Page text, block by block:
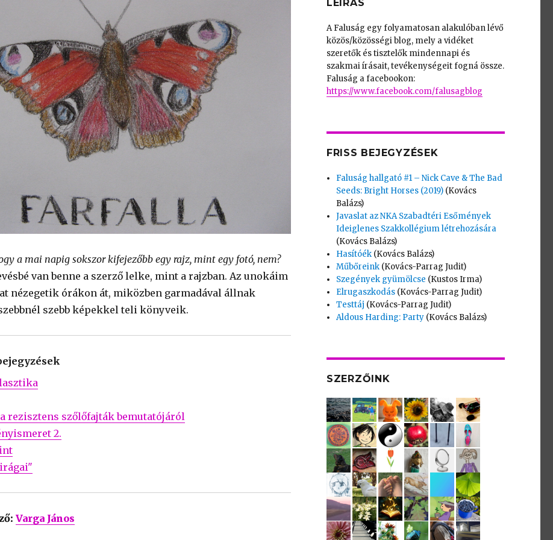
a mai napig sokszor kifejezőbb egy rajz, mint egy fotó, nem?
van benne a szerző lelke, mint a rajzban. Az unokáim
nézegetik órákon át, miközben garmadával állnak
szebb képekkel teli könyveik.
rezisztens szőlőfajták bemutatójáról
2.
Varga János
LEÍRÁS
A Faluság egy folyamatosan alakulóban lévő
közös/közösségi blog, mely a vidéket
szeretők és tisztelők mindennapi és
szakmai írásait, tevékenységeit fogná össze.
Faluság a facebookon:
https://www.facebook.com/falusagblog
FRISS BEJEGYZÉSEK
Faluság hallgató #1 – Nick Cave & The Bad
Seeds: Bright Horses (2019) (Kovács
Balázs)
Javaslat az NKA Szabadtéri Esőmények
Ideiglenes Szakkollégium létrehozására
(Kovács Balázs)
Hasítóék (Kovács Balázs)
Műbőreink (Kovács-Parrag Judit)
Szegények gyümölcse (Kustos Irma)
Elrugaszkodás (Kovács-Parrag Judit)
Testtáj (Kovács-Parrag Judit)
Aldous Harding: Party (Kovács Balázs)
SZERZŐINK